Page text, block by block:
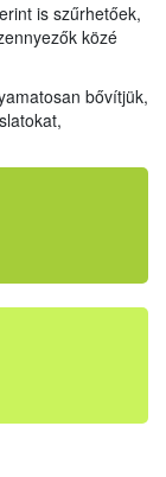
is szűrhetőek,
közé
bővítjük,